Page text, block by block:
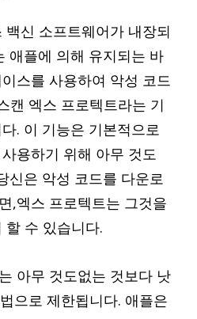
신 소프트웨어가 내장되
애플에 의해 유지되는 바
스를 사용하여 악성 코드
캔 엑스 프로텍트라는 기
. 이 기능은 기본적으로
용하기 위해 아무 것도
신은 악성 코드를 다운로
,엑스 프로텍트는 그것을
할 수 있습니다.
아무 것도없는 것보다 낫
으로 제한됩니다. 애플은